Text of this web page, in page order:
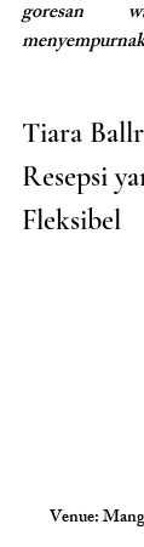
goresan
Tiara
Resepsi
Fleksibel
Venue: